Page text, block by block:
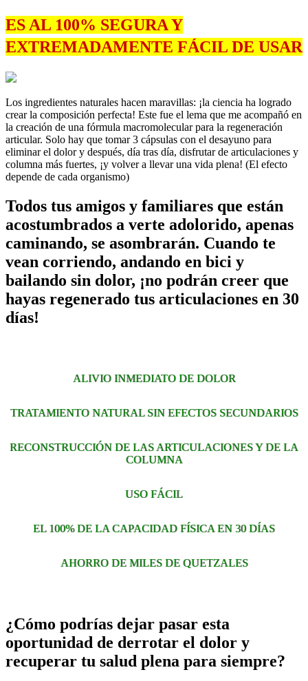
ES AL 100% SEGURA Y
EXTREMADAMENTE FÁCIL DE USAR
Los ingredientes naturales hacen maravillas: ¡la ciencia ha logrado
crear la composición perfecta! Este fue el lema que me acompañó en
la creación de una fórmula macromolecular para la regeneración
articular. Solo hay que tomar 3 cápsulas con el desayuno para
eliminar el dolor y después, día tras día, disfrutar de articulaciones y
columna más fuertes, ¡y volver a llevar una vida plena! (El efecto
depende de cada organismo)
Todos tus amigos y familiares que están
acostumbrados a verte adolorido, apenas
caminando, se asombrarán. Cuando te
vean corriendo, andando en bici y
bailando sin dolor, ¡no podrán creer que
hayas regenerado tus articulaciones en 30
días!
ALIVIO INMEDIATO DE DOLOR
TRATAMIENTO NATURAL SIN EFECTOS SECUNDARIOS
RECONSTRUCCIÓN DE LAS ARTICULACIONES Y DE LA
COLUMNA
USO FÁCIL
EL 100% DE LA CAPACIDAD FÍSICA EN 30 DÍAS
AHORRO DE MILES DE QUETZALES
¿Cómo podrías dejar pasar esta
oportunidad de derrotar el dolor y
recuperar tu salud plena para siempre?